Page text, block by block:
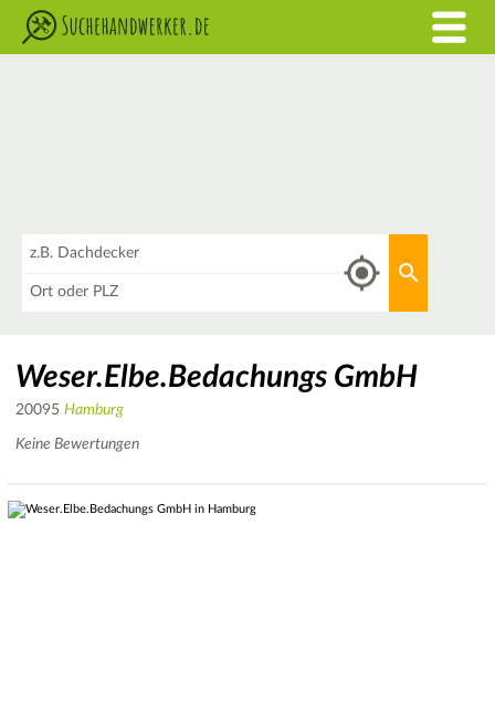
Weser.Elbe.Bedachungs GmbH
20095 Hamburg
Keine Bewertungen